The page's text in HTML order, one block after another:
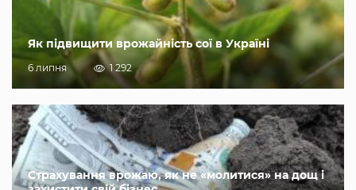
Як підвищити врожайність сої в Україні
6 липня 1 292
Страхування врожаю, як не «молитися» на дощ і